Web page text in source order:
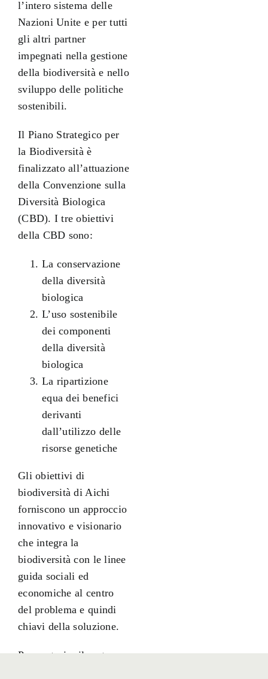
l’intero sistema delle
Nazioni Unite e per tutti
gli altri partner
impegnati nella gestione
della biodiversità e nello
sviluppo delle politiche
sostenibili.
Il Piano Strategico per
la Biodiversità è
finalizzato all’attuazione
della Convenzione sulla
Diversità Biologica
(CBD). I tre obiettivi
della CBD sono:
La conservazione
della diversità
biologica
L’uso sostenibile
dei componenti
della diversità
biologica
La ripartizione
equa dei benefici
derivanti
dall’utilizzo delle
risorse genetiche
Gli obiettivi di
biodiversità di Aichi
forniscono un approccio
innovativo e visionario
che integra la
biodiversità con le linee
guida sociali ed
economiche al centro
del problema e quindi
chiavi della soluzione.
Per costruire il sostegno